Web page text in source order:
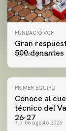
FUNDACIÓ VCF
Gran
50006 agosto 2026
PRIMER EQUIPO
Conoce al
técnico del
26-27
06 agosto 2026